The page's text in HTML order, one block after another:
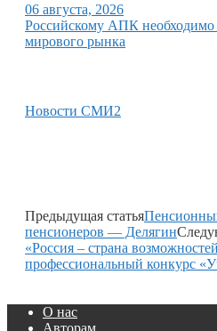
06 августа, 2026
Российскому АПК необходимо
мирового рынка
Новости СМИ2
Предыдущая статья
пенсионеров — Делягин
«Россия – страна
профессиональный конкурс
О нас
Авторам